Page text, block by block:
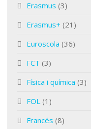
Erasmus (3)
Erasmus+ (21)
Euroscola (36)
FCT (3)
Física i química (3)
FOL (1)
Francés (8)